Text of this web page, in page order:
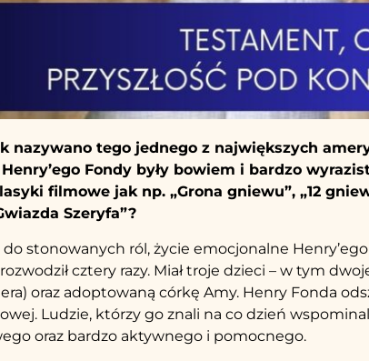
nazywano tego jednego z największych
Fondy były bowiem i bardzo
filmowe jak np. „Grona gniewu”, „12
Szeryfa”?
stonowanych ról, życie emocjonalne Henry’ego
cztery razy. Miał troje dzieci – w tym
oraz adoptowaną córkę Amy. Henry Fonda
Ludzie, którzy go znali na co dzień
oraz bardzo aktywnego i pomocnego.